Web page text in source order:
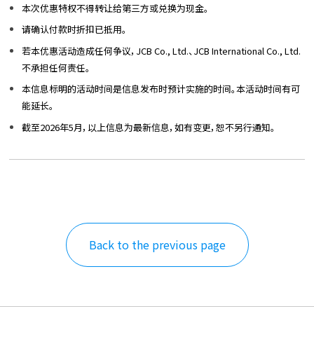
本次优惠特权不得转让给第三方或兑换为现金。
请确认付款时折扣已抵用。
若本优惠活动造成任何争议，JCB Co., Ltd.、JCB International Co., Ltd.
不承担任何责任。
本信息标明的活动时间是信息发布时预计实施的时间。本活动时间有可
能延长。
截至2026年5月，以上信息为最新信息，如有变更，恕不另行通知。
Back to the previous page